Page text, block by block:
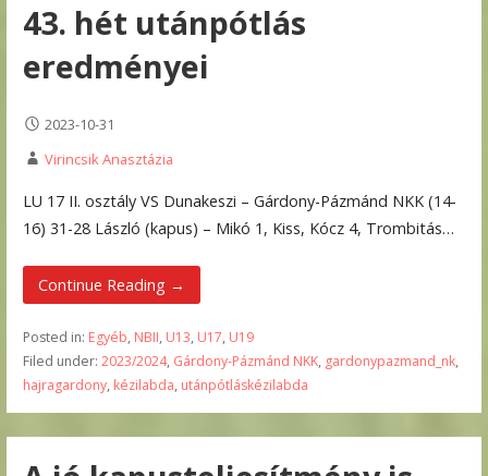
43. hét utánpótlás
eredményei
2023-10-31
Virincsik Anasztázia
LU 17 II. osztály VS Dunakeszi – Gárdony-Pázmánd NKK (14-
16) 31-28 László (kapus) – Mikó 1, Kiss, Kócz 4, Trombitás…
Continue Reading →
Posted in: Egyéb, NBII, U13, U17, U19
Filed under: 2023/2024, Gárdony-Pázmánd NKK, gardonypazmand_nk,
hajragardony, kézilabda, utánpótláskézilabda